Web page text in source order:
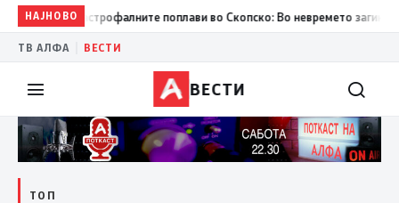
НАЈНОВО
15:20 Десет години од катастрофалните поплави во Скопско:
ТВ АЛФА ВЕСТИ
ВЕСТИ
ТОП